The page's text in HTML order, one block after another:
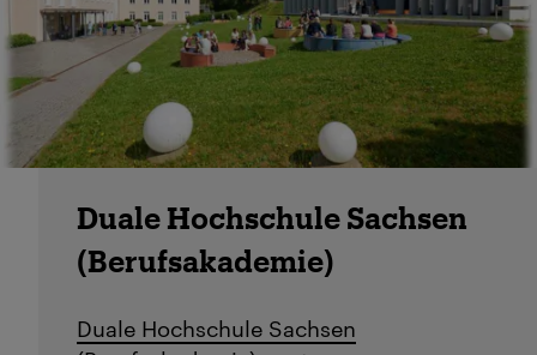
Duale Hochschule Sachsen
(Berufsakademie)
Duale Hochschule Sachsen